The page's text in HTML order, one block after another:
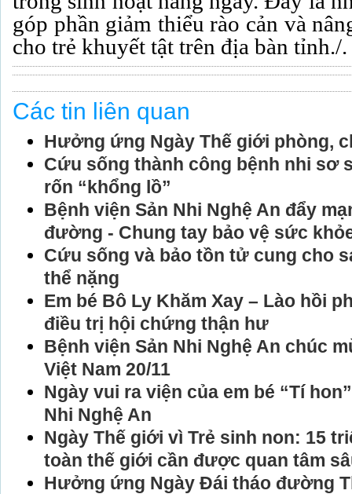
góp phần giảm thiểu rào cản và
cho trẻ khuyết tật trên địa bàn tỉnh./.
Các tin liên quan
Hưởng ứng Ngày Thế giới phòng,
Cứu sống thành công bệnh nhi sơ
rốn “khổng lồ”
Bệnh viện Sản Nhi Nghệ An đẩy
đường - Chung tay bảo vệ sức
Cứu sống và bảo tồn tử cung cho
thể nặng
Em bé Bô Ly Khăm Xay – Lào hồi
điều trị hội chứng thận hư
Bệnh viện Sản Nhi Nghệ An chúc
Việt Nam 20/11
Ngày vui ra viện của em bé “Tí
Nhi Nghệ An
Ngày Thế giới vì Trẻ sinh non: 15
toàn thế giới cần được quan tâm
Hưởng ứng Ngày Đái tháo đường